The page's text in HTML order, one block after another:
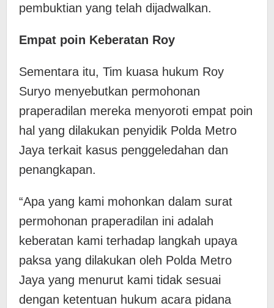
pembuktian yang telah dijadwalkan.
Empat poin Keberatan Roy
Sementara itu, Tim kuasa hukum Roy
Suryo menyebutkan permohonan
praperadilan mereka menyoroti empat poin
hal yang dilakukan penyidik Polda Metro
Jaya terkait kasus penggeledahan dan
penangkapan.
“Apa yang kami mohonkan dalam surat
permohonan praperadilan ini adalah
keberatan kami terhadap langkah upaya
paksa yang dilakukan oleh Polda Metro
Jaya yang menurut kami tidak sesuai
dengan ketentuan hukum acara pidana